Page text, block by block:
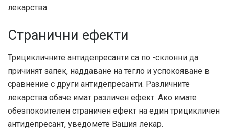
лекарства.
Странични ефекти
Трицикличните антидепресанти са по -склонни да
причинят запек, наддаване на тегло и успокояване в
сравнение с други антидепресанти. Различните
лекарства обаче имат различен ефект. Ако имате
обезпокоителен страничен ефект на един трицикличен
антидепресант, уведомете Вашия лекар.